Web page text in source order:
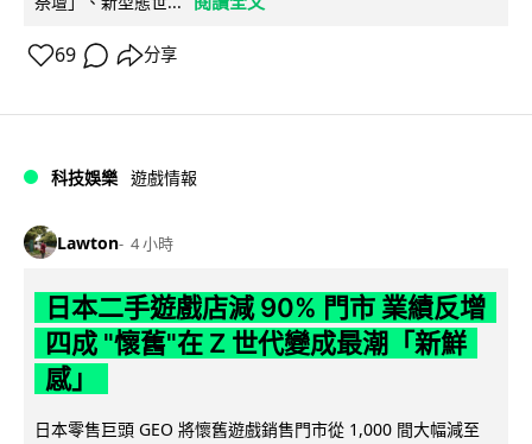
69 分享
科技娛樂 遊戲情報
Lawton 4 小時
日本二手遊戲店減 90% 門市 業績反增
四成 "懷舊"在 Z 世代變成最潮「新鮮
感」
日本零售巨頭 GEO 將懷舊遊戲銷售門市從 1,000 間大幅減至